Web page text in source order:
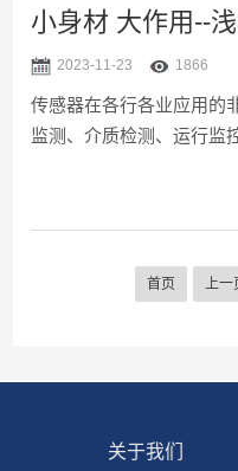
此也会影响到液位计的精
对精度产生影响。可靠性
主要体现在以下几个方面
小身材 大作用--
2023-11-23 1866
传感器在各行各业应用的
监测、介质检测、运行监
工业品。随着各类安全
测的需求越来越多，也
没。但是很多安全监测、
都着重于电、气、重要结
检测、监...
首页 上一
关于我们